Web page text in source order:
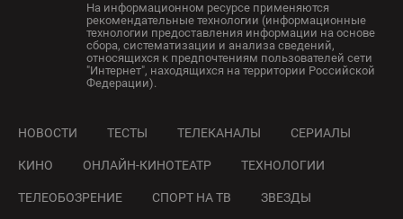
На информационном ресурсе применяются
рекомендательные технологии (информационные
технологии предоставления информации на основе
сбора, систематизации и анализа сведений,
относящихся к предпочтениям пользователей сети
"Интернет", находящихся на территории Российской
Федерации).
НОВОСТИ ТЕСТЫ ТЕЛЕКАНАЛЫ СЕРИАЛЫ
КИНО ОНЛАЙН-КИНОТЕАТР ТЕХНОЛОГИИ
ТЕЛЕОБОЗРЕНИЕ СПОРТ НА ТВ ЗВЕЗДЫ